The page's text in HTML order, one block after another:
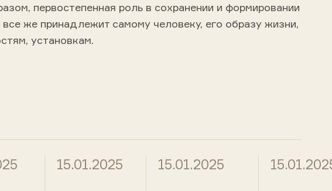
первостепенная роль в сохранении и формировании
же принадлежит самому человеку, его образу жизни,
установкам.
15.01.2025 15.01.2025